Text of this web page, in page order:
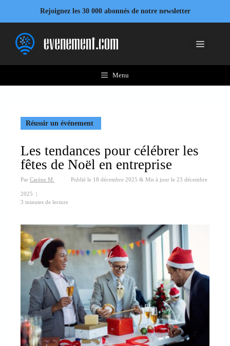
contenu
Rejoignez les 30 000 abonnés de notre newsletter
Menu
Menu
Réussir un événement
Les tendances pour célébrer les
fêtes de Noël en entreprise
Par Carène M. Publié le 18 décembre 2025 & Mis à jour le 23 décembre
2025 |
3 minutes de lecture